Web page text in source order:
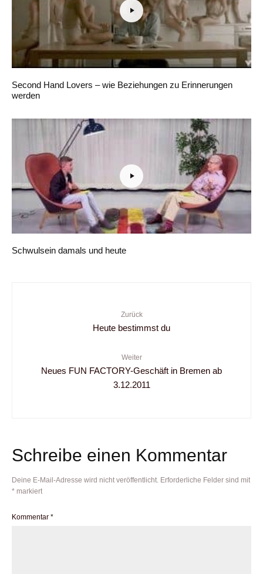
Second Hand Lovers – wie Beziehungen zu Erinnerungen
werden
Schwulsein damals und heute
Zurück
Heute bestimmst du
Weiter
Neues FUN FACTORY-Geschäft in Bremen ab
3.12.2011
Schreibe einen Kommentar
Deine E-Mail-Adresse wird nicht veröffentlicht. Erforderliche Felder sind mit
* markiert
Kommentar *